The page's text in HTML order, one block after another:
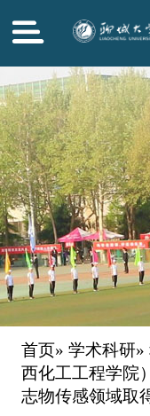
首页» 学术科研»
西化工工程学院
志物传感领域取